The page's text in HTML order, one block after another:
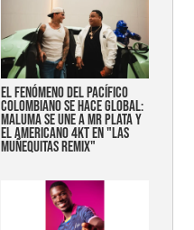
EL FENÓMENO DEL PACÍFICO
COLOMBIANO SE HACE GLOBAL:
MALUMA SE UNE A MR PLATA Y
EL AMERICANO 4KT EN "LAS
MUÑEQUITAS REMIX"